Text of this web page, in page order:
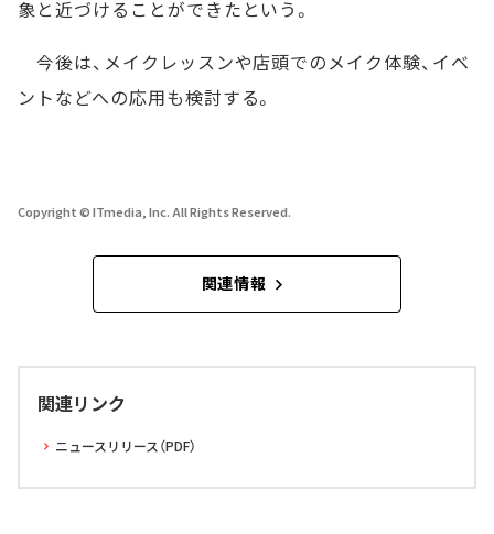
象と近づけることができたという。
今後は、メイクレッスンや店頭でのメイク体験、イベ
ントなどへの応用も検討する。
Copyright © ITmedia, Inc. All Rights Reserved.
関連情報
関連リンク
ニュースリリース（PDF）